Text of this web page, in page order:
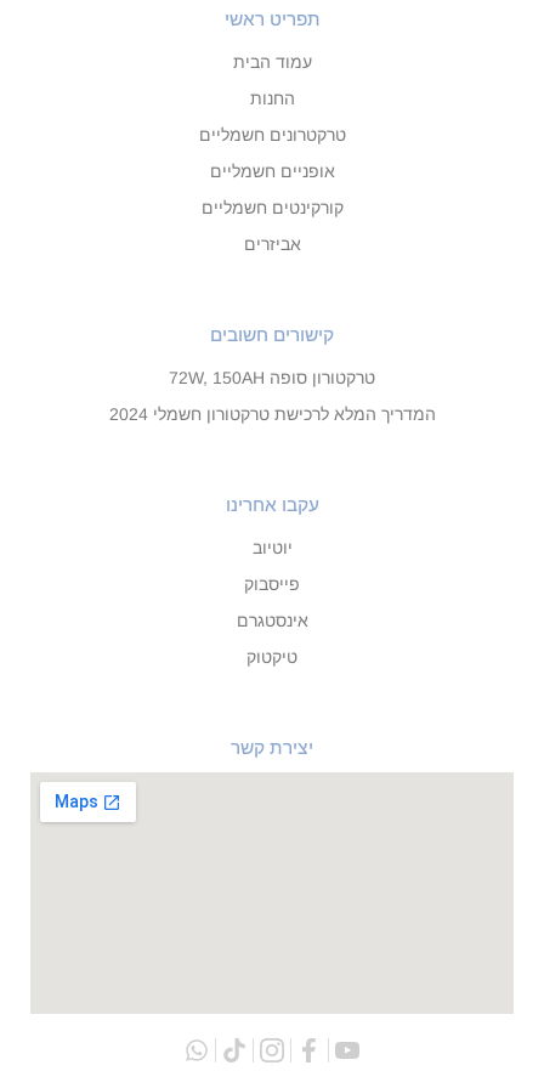
תפריט ראשי
עמוד הבית
החנות
טרקטרונים חשמליים
אופניים חשמליים
קורקינטים חשמליים
אביזרים
קישורים חשובים
טרקטורון סופה 72W, 150AH
המדריך המלא לרכישת טרקטורון חשמלי 2024
עקבו אחרינו
יוטיוב
פייסבוק
אינסטגרם
טיקטוק
יצירת קשר